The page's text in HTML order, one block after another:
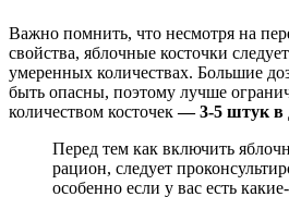
Важно помнить, что несмотря на
свойства, яблочные косточки
умеренных количествах. Большие
быть опасны, поэтому лучше
количеством косточек— 3-5 штук в
Перед тем как включить
рацион, следует
особенно если у вас есть